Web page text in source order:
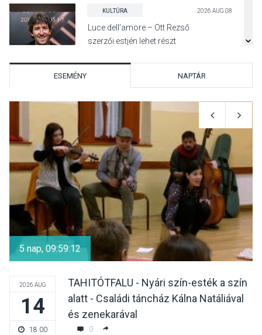
KULTÚRA 2026 AUG 08
Luce dell’amore – Ott Rezső
szerzői estjén lehet részt
KÖZÉLET
Felhívás a gyermekek
fokozott védelmére a nyári
hőségben
2026 AUG 07
Reneszánsz dallamok
csendülnek fel a visegrádi
Királyi Palota
ESEMÉNY NAPTÁR
5 nap, 09:59:12
2026 AUG
14
18:00
TAHITÓTFALU - Nyári szín-esték a szín
alatt - Családi táncház Kálna Natáliával
és zenekarával
0